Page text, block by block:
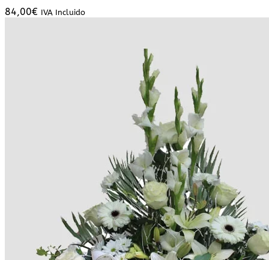
84,00€ IVA Incluido